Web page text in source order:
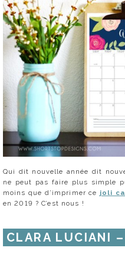
Qui dit nouvelle année dit
ne peut pas faire plus simple
moins que d’imprimer ce joli
en 2019 ? C’est nous !
CLARA LUCIANI